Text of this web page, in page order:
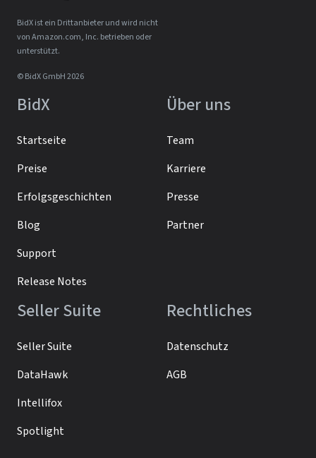
BidX ist ein Drittanbieter und wird nicht
von Amazon.com, Inc. betrieben oder
unterstützt.
© BidX GmbH 2026
BidX
Startseite
Preise
Erfolgsgeschichten
Blog
Support
Release Notes
Über uns
Team
Karriere
Presse
Partner
Seller Suite
Seller Suite
DataHawk
Intellifox
Spotlight
Rechtliches
Datenschutz
AGB